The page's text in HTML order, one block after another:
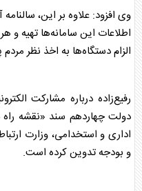
وی افزود: علاوه بر این،
اطلاعات این سامانه‌ها تهیه و
الزام دستگاه‌ها به اخذ نظر
رفیع‌زاده درباره مشارکت
دولت چهاردهم سند «نقشه
اداری و استخدامی، وزارت
و بودجه تدوین کرده است.